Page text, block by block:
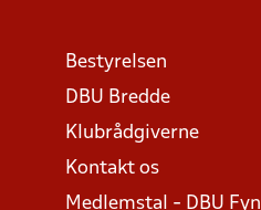
Bestyrelsen
DBU Bredde
Klubrådgiverne
Kontakt os
Medlemstal - DBU Fyn